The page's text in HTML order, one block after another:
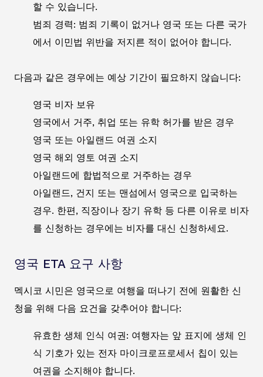
할 수 있습니다.
범죄 경력: 범죄 기록이 없거나 영국 또는 다른 국가
에서 이민법 위반을 저지른 적이 없어야 합니다.
다음과 같은 경우에는 예상 기간이 필요하지 않습니다:
영국 비자 보유
영국에서 거주, 취업 또는 유학 허가를 받은 경우
영국 또는 아일랜드 여권 소지
영국 해외 영토 여권 소지
아일랜드에 합법적으로 거주하는 경우
아일랜드, 건지 또는 맨섬에서 영국으로 입국하는
경우. 한편, 직장이나 장기 유학 등 다른 이유로 비자
를 신청하는 경우에는 비자를 대신 신청하세요.
영국 ETA 요구 사항
멕시코 시민은 영국으로 여행을 떠나기 전에 원활한 신
청을 위해 다음 요건을 갖추어야 합니다:
유효한 생체 인식 여권: 여행자는 앞 표지에 생체 인
식 기호가 있는 전자 마이크로프로세서 칩이 있는
여권을 소지해야 합니다.